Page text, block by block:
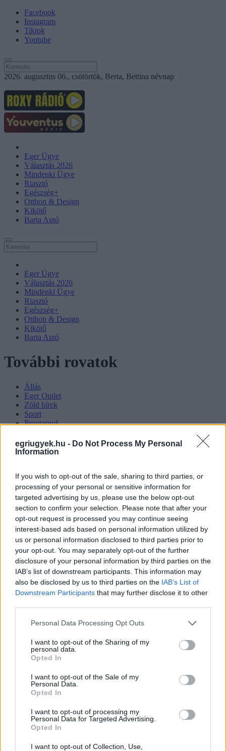
egriugyek.hu - Do Not Process My Personal
Information
If you wish to opt-out of the sale, sharing to third parties, or
processing of your personal or sensitive information for
targeted advertising by us, please use the below opt-out
section to confirm your selection. Please note that after your
opt-out request is processed you may continue seeing
interest-based ads based on personal information utilized by
us or personal information disclosed to third parties prior to
your opt-out. You may separately opt-out of the further
disclosure of your personal information by third parties on the
IAB’s list of downstream participants. This information may
also be disclosed by us to third parties on the IAB’s List of
Downstream Participants that may further disclose it to other
Please note that this website/app uses one or more Google
not limited to your visit or usage behaviour. You may click to
grant or deny consent to Google and its third-party tags to
use your data for below specified purposes in below Google
consent section.
Personal Data Processing Opt Outs
I want to opt-out of the Sharing of my
personal data.
Opted In
I want to opt-out of the Sale of my
Personal Data.
Opted In
I want to opt-out of processing my
Personal Data for Targeted Advertising.
Opted In
I want to opt-out of Collection, Use,
Facebook
Instagram
Tiktok
Youtube
2026. augusztus 06., csütörtök, Berta, Bettina névnap
Eger Ügye
Választás 2026
Mindenki Ügye
Riasztó
Egészség+
Otthon & Design
Kikötő
Barta Autó
Eger Ügye
Választás 2026
Mindenki Ügye
Riasztó
Egészség+
Otthon & Design
Kikötő
Barta Autó
További rovatok
Állás
Eger Outlet
Zöld hírek
Sport
Programok
Városháza
Gasztro
Promóció
Fintech
Fejleszd lelkesen
Páros-páratlan
Impresszum
Hozzáférési nyilatkozat
Kommentelési szabályzat
Szerzői jogok
Médiaajánlat
Kövess minket
Instagram
Tiktok
Visszatér Eger belvárosának legnagyobb
borünnepe: augusztus 12-17. között ren...
Közmédiások évekig gyűjtötték a bizonyítékokat,
belső dokumentum tárja fel az...
Betört kirakatok a Katona téren és a Széchenyi
utcán, rendőrségi vizsgálat in...
Az egri ovik és bölcsik a hőségriasztás idején is